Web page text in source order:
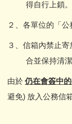
得自行上鎖。
２、各單位的「
３、信箱內禁止
合並保持清潔
由於 仍在會簽中
避免) 放入公務信